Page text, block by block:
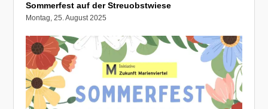
Sommerfest auf der Streuobstwiese
Montag, 25. August 2025